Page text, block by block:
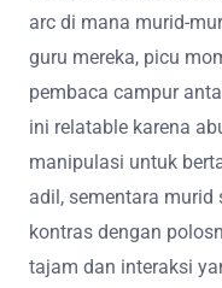
arc di mana murid-
guru mereka, picu
pembaca campur
ini relatable karena
manipulasi untuk
adil, sementara murid
kontras dengan
tajam dan interaksi